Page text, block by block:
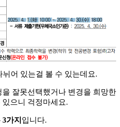
어 있는걸 볼 수 있는데요.
잘못선택했거나 변경을 희망한
으니 걱정마세요.
가지 입니다.